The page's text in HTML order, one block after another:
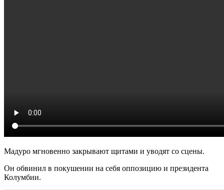
Мадуро мгновенно закрывают щитами и уводят со сцены.
Он обвинил в покушении на себя оппозицию и президента
Колумбии.